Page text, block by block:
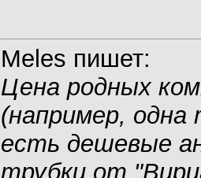
Meles пишет:
Цена родных
(например, одна
есть дешевые
трубки от